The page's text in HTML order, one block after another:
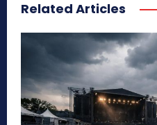
Related Articles